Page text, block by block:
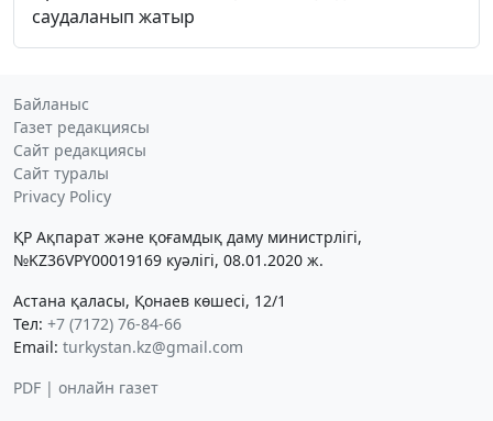
саудаланып жатыр
Байланыс
Газет редакциясы
Сайт редакциясы
Сайт туралы
Privacy Policy
ҚР Ақпарат және қоғамдық даму министрлігі,
№KZ36VPY00019169 куәлігі, 08.01.2020 ж.
Астана қаласы, Қонаев көшесі, 12/1
Тел: +7 (7172) 76-84-66
Email: turkystan.kz@gmail.com
PDF | онлайн газет